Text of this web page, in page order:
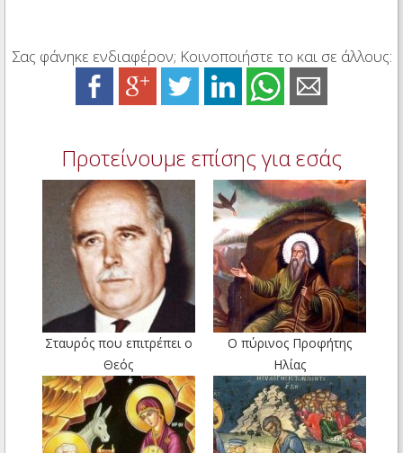
Σας φάνηκε ενδιαφέρον; Κοινοποιήστε το και σε άλλους:
Προτείνουμε επίσης για εσάς
Σταυρός που επιτρέπει ο
Θεός
Ο πύρινος Προφήτης
Ηλίας